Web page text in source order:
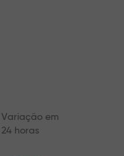
de
Variação em
24 horas